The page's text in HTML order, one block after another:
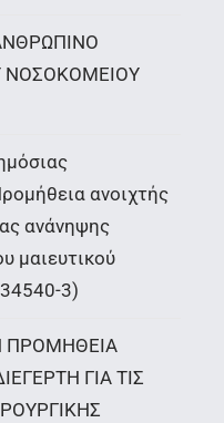
ΝΟΣΟΚΟΜΕΙΟΥ
ανοιχτής
ανάνηψης
μαιευτικού
3)
ΠΡΟΜΗΘΕΙΑ
ΓΙΑ ΤΙΣ